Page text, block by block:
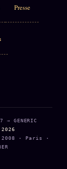
Presse
→ GENERIC
2026
· Paris ·